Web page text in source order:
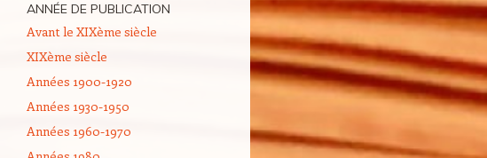
ANNÉE DE PUBLICATION
Avant le XIXème siècle
XIXème siècle
Années 1900-1920
Années 1930-1950
Années 1960-1970